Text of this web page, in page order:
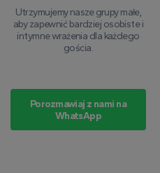
Utrzymujemy nasze grupy małe,
aby zapewnić bardziej osobiste i
intymne wrażenia dla każdego
gościa.
Porozmawiaj z nami na
WhatsApp